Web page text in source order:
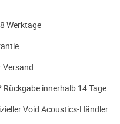
Werktage
Versand.
Rückgabe innerhalb 14 Tage.
Void Acoustics-Händler.